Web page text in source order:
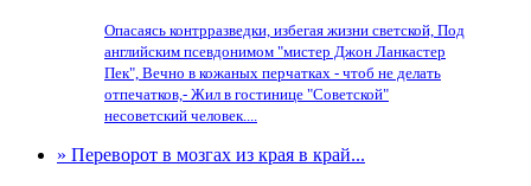
Опасаясь контрразведки, избегая жизни светской, Под
английским псевдонимом "мистер Джон Ланкастер
Пек", Вечно в кожаных перчатках - чтоб не делать
отпечатков,- Жил в гостинице "Советской"
несоветский человек....
» Переворот в мозгах из края в край...